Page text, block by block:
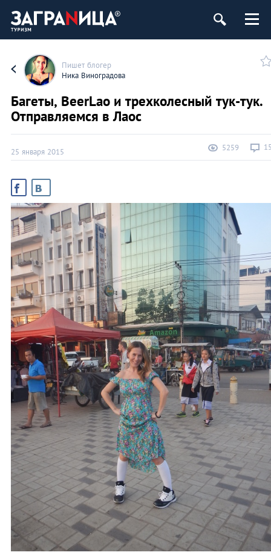
Пишет блогер
Ника Виноградова
Багеты, BeerLao и трехколесный тук-тук.
Отправляемся в Лаос
25 января 2015 5259